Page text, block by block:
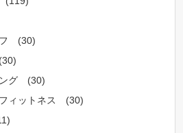
(30)
(30)
グ
(30)
ィットネス
(30)